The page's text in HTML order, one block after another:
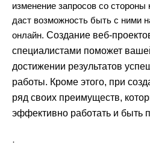
изменение запросов со стороны
даст возможность быть с ними
онлайн. Создание веб-
специалистами поможет
достижении результатов
работы. Кроме этого, при
ряд своих преимуществ,
эффективно работать и быть
·